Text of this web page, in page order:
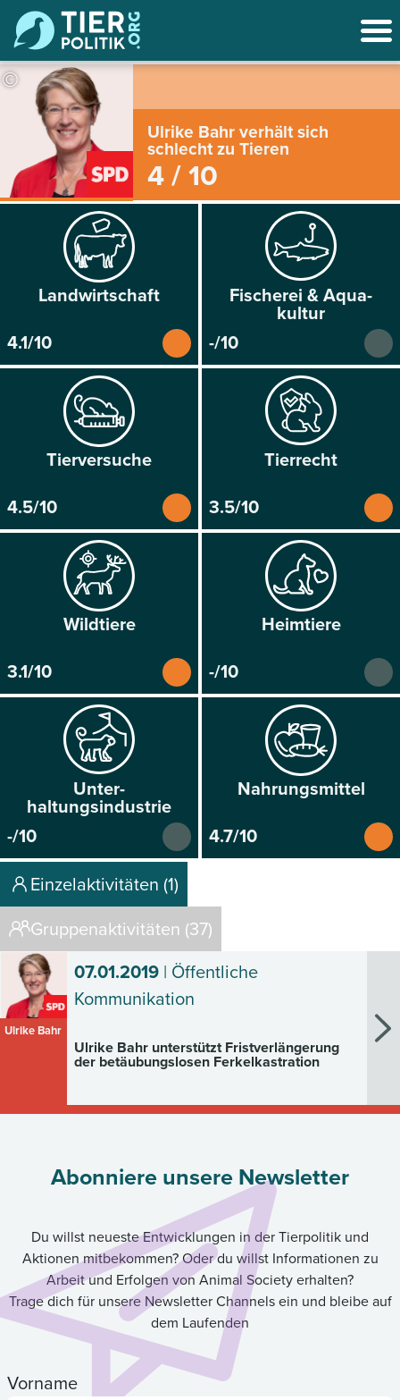
©
Ulrike Bahr verhält sich
schlecht zu Tieren
4 / 10
Land­wirtschaft
4.1/10
Fischerei & Aqua­
kultur
-/10
Tier­versuche
4.5/10
Tier­recht
3.5/10
Wild­tiere
3.1/10
Heim­tiere
-/10
Unter­
haltungsindustrie
-/10
Nahrungs­mittel
4.7/10
Einzelaktivitäten (1)
Gruppenaktivitäten (37)
Ulrike Bahr
07.01.2019| Öffentliche
Kommunikation
Ulrike Bahr unterstützt Fristverlängerung
der betäubungslosen Ferkelkastration
Abonniere unsere Newsletter
Du willst neueste Entwicklungen in der Tierpolitik und
Aktionen mitbekommen? Oder du willst Informationen zu
Arbeit und Erfolgen von Animal Society erhalten?
Trage dich für unsere Newsletter Channels ein und bleibe auf
dem Laufenden
Vorname